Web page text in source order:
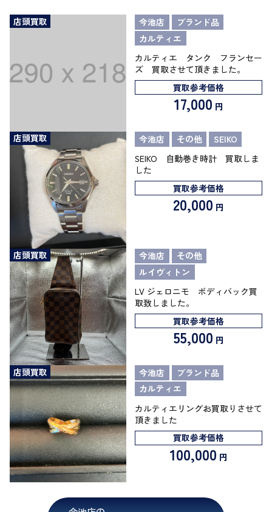
店頭買取 今池店
ブランド品
カルティエ
カルティエ タンク フランセー
ズ 買取させて頂きました。
買取参考価格
17,000 円
店頭買取 今池店 その他
SEIKO
SEIKO 自動巻き時計 買取しま
した
買取参考価格
20,000 円
店頭買取 今池店
その他
ルイヴィトン
LV ジェロニモ ボディバック買
取致しました。
買取参考価格
55,000 円
店頭買取 今池店
ブランド品
カルティエ
カルティエリングお買取りさせて
頂きました
買取参考価格
100,000 円